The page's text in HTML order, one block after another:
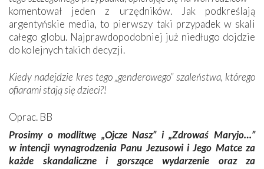
komentował jeden z urzędników. Jak podkreślają
argentyńskie media, to pierwszy taki przypadek w skali
całego globu. Najprawdopodobniej już niedługo dojdzie
do kolejnych takich decyzji.
Kiedy nadejdzie kres tego „genderowego” szaleństwa, którego
ofiarami stają się dzieci?!
Oprac. BB
Prosimy o modlitwę „Ojcze Nasz” i „Zdrowaś Maryjo…”
w intencji wynagrodzenia Panu Jezusowi i Jego Matce za
każde skandaliczne i gorszące wydarzenie oraz za